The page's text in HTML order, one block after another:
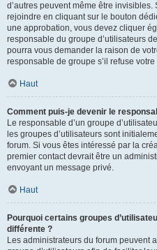
d’autres peuvent même être
rejoindre en cliquant sur le bouton
une approbation, vous devez cliquer
responsable du groupe d’utilisateurs
pourra vous demander la raison de
responsable de groupe s’il refuse
Haut
Comment puis-je devenir le
Le responsable d’un groupe
les groupes d’utilisateurs sont
forum. Si vous êtes intéressé par la
premier contact devrait être un
envoyant un message privé.
Haut
Pourquoi certains groupes
différente ?
Les administrateurs du forum peuvent